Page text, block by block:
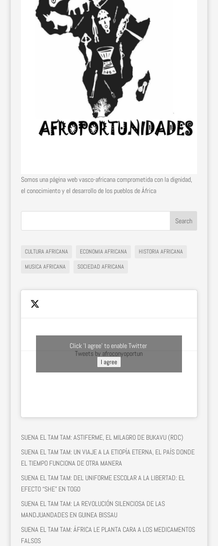
Somos una página web vasco-africana comprometida con la dignidad,
el conocimiento y el desarrollo de los pueblos de África
CULTURA AFRICANA ECONOMIA AFRICANA
HISTORIA AFRICANA
MUSICA AFRICANA
SOCIEDAD AFRICANA
Tweets by afroconyoportun
Click 'I agree' to enable Twitter
I agree
SUENA EL TAM TAM: ASTIFERME, EL MILAGRO DE BUKAVU (RDC)
SUENA EL TAM TAM: UN VIAJE A LA ETIOPÍA ETERNA, EL PAÍS DONDE
EL TIEMPO FUNCIONA DE OTRA MANERA
SUENA EL TAM TAM: DEL UNIFORME ESCOLAR A LA LIBERTAD: EL
EFECTO “SHE” EN TOGO
SUENA EL TAM TAM: LA REVOLUCIÓN SILENCIOSA DE LAS
MANDJUANDADES EN GUINEA BISSAU
SUENA EL TAM TAM: ÁFRICA LE PLANTA CARA A LOS MEDICAMENTOS
FALSOS